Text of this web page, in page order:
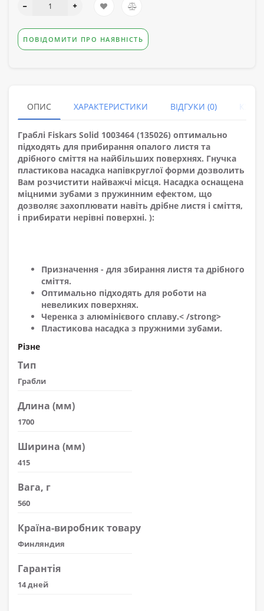
ПОВІДОМИТИ ПРО НАЯВНІСТЬ
ОПИС ХАРАКТЕРИСТИКИ ВІДГУКИ (0)
Граблі Fiskars Solid 1003464 (135026) оптимально
підходять для прибирання опалого листя та
дрібного сміття на найбільших поверхнях. Гнучка
пластикова насадка напівкруглої форми дозволить
Вам розчистити найважчі місця. Насадка оснащена
міцними зубами з пружинним ефектом, що
дозволяє захоплювати навіть дрібне листя і сміття,
і прибирати нерівні поверхні. ):
Призначення - для збирання листя та дрібного
сміття.
Оптимально підходять для роботи на
невеликих поверхнях.
Черенка з алюмінієвого сплаву.< /strong>
Пластикова насадка з пружними зубами.
Різне
Тип
Грабли
Длина (мм)
1700
Ширина (мм)
415
Вага, г
560
Країна-виробник товару
Финляндия
Гарантія
14 дней